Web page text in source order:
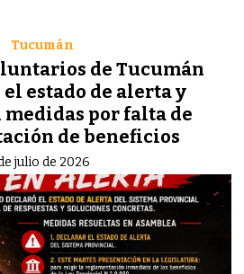
de Tucumán
estado de alerta y
por falta de
de beneficios
Tucumán
julio de 2026